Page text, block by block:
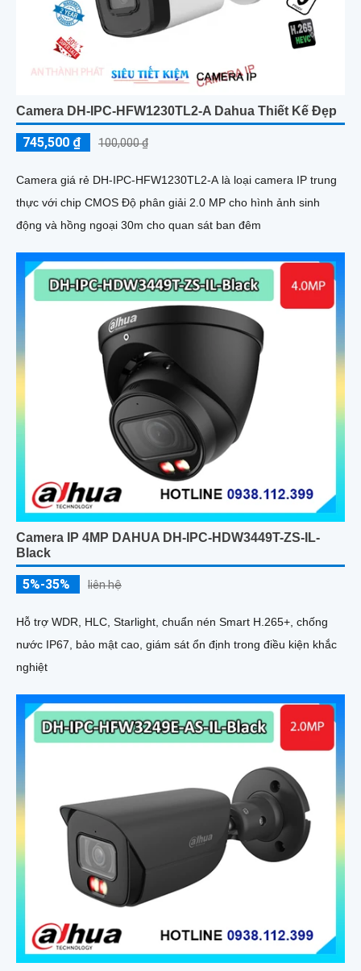
Camera DH-IPC-HFW1230TL2-A Dahua Thiết Kế Đẹp
745,500 ₫ 100,000 ₫
Camera giá rẻ DH-IPC-HFW1230TL2-A là loại camera IP trung
thực với chip CMOS Độ phân giải 2.0 MP cho hình ảnh sinh
động và hồng ngoại 30m cho quan sát ban đêm
Camera IP 4MP DAHUA DH-IPC-HDW3449T-ZS-IL-
Black
5%-35% liên hệ
Hỗ trợ WDR, HLC, Starlight, chuẩn nén Smart H.265+, chống
nước IP67, bảo mật cao, giám sát ổn định trong điều kiện khắc
nghiệt